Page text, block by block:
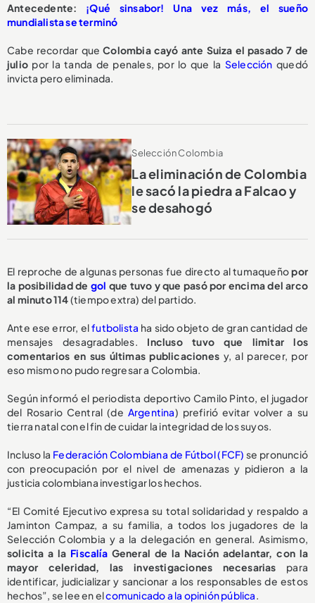
Antecedente: ¡Qué sinsabor! Una vez más, el sueño
mundialista se terminó
Cabe recordar que Colombia cayó ante Suiza el pasado 7 de
julio por la tanda de penales, por lo que la Selección quedó
invicta pero eliminada.
Selección Colombia
La eliminación de Colombia
le sacó la piedra a Falcao y
se desahogó
El reproche de algunas personas fue directo al tumaqueñopor
la posibilidad de gol que tuvo y que pasó por encima del arco
al minuto 114(tiempo extra) del partido.
Ante ese error, elfutbolista ha sido objeto de gran cantidad de
mensajes desagradables. Incluso tuvo que limitar los
comentarios en sus últimas publicaciones y, al parecer, por
eso mismo no pudo regresar a Colombia.
Según informó el periodista deportivo Camilo Pinto, el jugador
del Rosario Central (de Argentina) prefirió evitar volver a su
tierra natal con el fin de cuidar la integridad de los suyos.
Incluso la Federación Colombiana de Fútbol (FCF) se pronunció
con preocupación por el nivel de amenazas y pidieron a la
justicia colombiana investigar los hechos.
“El Comité Ejecutivo expresa su total solidaridad y respaldo a
Jaminton Campaz, a su familia, a todos los jugadores de la
Selección Colombia y a la delegación en general. Asimismo,
solicita a la FiscalíaGeneral de la Nación adelantar, con la
mayor celeridad, las investigaciones necesarias para
identificar, judicializar y sancionar a los responsables de estos
hechos”, se lee en elcomunicado a la opinión pública.